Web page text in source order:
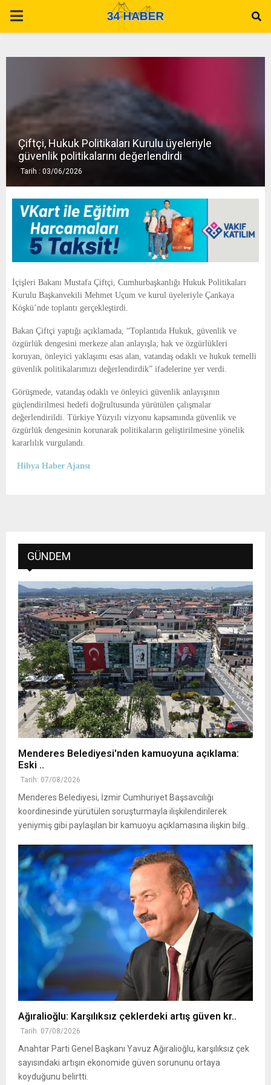
P
M
A
E
N
U
Çiftçi, Hukuk Politikaları Kurulu üyeleriyle
güvenlik politikalarını değerlendirdi
Tarih : 03/06/2026
İçişleri Bakanı Mustafa Çiftçi, Cumhurbaşkanlığı Hukuk Politikaları
Kurulu Başkanvekili Mehmet Uçum ve kurul üyeleriyle Çankaya
Köşkü’nde toplantı gerçekleştirdi.
Bakan Çiftçi yaptığı açıklamada, “Toplantıda Hukuk, güvenlik ve
özgürlük dengesini merkeze alan anlayışla; hak ve özgürlükleri
koruyan, önleyici yaklaşımı esas alan, vatandaş odaklı ve hukuk temelli
güvenlik politikalarımızı değerlendirdik” ifadelerine yer verdi.
Görüşmede, vatandaş odaklı ve önleyici güvenlik anlayışının
güçlendirilmesi hedefi doğrultusunda yürütülen çalışmalar
değerlendirildi. Türkiye Yüzyılı vizyonu kapsamında güvenlik ve
özgürlük dengesinin korunarak politikaların geliştirilmesine yönelik
kararlılık vurgulandı.
Hibya Haber Ajansı
GÜNDEM
Menderes Belediyesi'nden kamuoyuna açıklama:
Eski ..
Tarih: 07/08/2026
Menderes Belediyesi, İzmir Cumhuriyet Başsavcılığı
koordinesinde yürütülen soruşturmayla ilişkilendirilerek
yeniymiş gibi paylaşılan bir kamuoyu açıklamasına ilişkin bilg..
Ağıralioğlu: Karşılıksız çeklerdeki artış güven kr..
Tarih: 07/08/2026
Anahtar Parti Genel Başkanı Yavuz Ağıralioğlu, karşılıksız çek
sayısındaki artışın ekonomide güven sorununu ortaya
koyduğunu belirtti.